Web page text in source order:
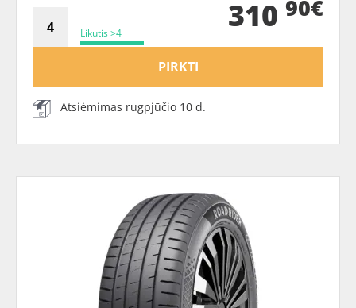
Likutis >4 310 90€
PIRKTI
Atsiėmimas rugpjūčio 10 d.